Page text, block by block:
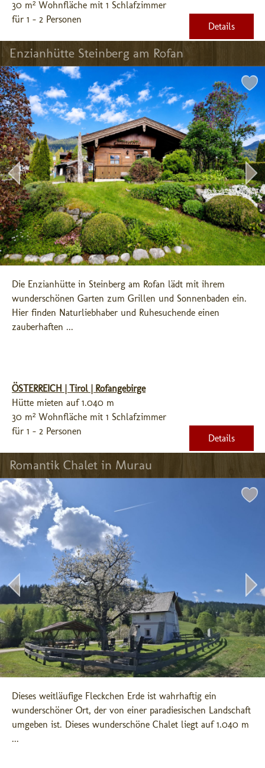
30 m² Wohnfläche mit 1 Schlafzimmer
für 1 - 2 Personen
Details
Enzianhütte Steinberg am Rofan
Die Enzianhütte in Steinberg am Rofan lädt mit ihrem
wunderschönen Garten zum Grillen und Sonnenbaden ein.
Hier finden Naturliebhaber und Ruhesuchende einen
zauberhaften ...
ÖSTERREICH | Tirol | Rofangebirge
Hütte mieten auf 1.040 m
30 m² Wohnfläche mit 1 Schlafzimmer
für 1 - 2 Personen
Details
Romantik Chalet in Murau
Dieses weitläufige Fleckchen Erde ist wahrhaftig ein
wunderschöner Ort, der von einer paradiesischen Landschaft
umgeben ist. Dieses wunderschöne Chalet liegt auf 1.040 m
...